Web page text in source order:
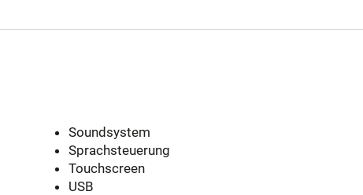
Soundsystem
Sprachsteuerung
Touchscreen
USB